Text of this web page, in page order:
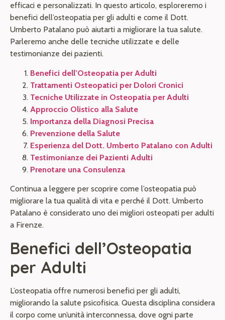
efficaci e personalizzati. In questo articolo, esploreremo i
benefici dell’osteopatia per gli adulti e come il Dott.
Umberto Patalano può aiutarti a migliorare la tua salute.
Parleremo anche delle tecniche utilizzate e delle
testimonianze dei pazienti.
Benefici dell’Osteopatia per Adulti
Trattamenti Osteopatici per Dolori Cronici
Tecniche Utilizzate in Osteopatia per Adulti
Approccio Olistico alla Salute
Importanza della Diagnosi Precisa
Prevenzione della Salute
Esperienza del Dott. Umberto Patalano con Adulti
Testimonianze dei Pazienti Adulti
Prenotare una Consulenza
Continua a leggere per scoprire come l’osteopatia può
migliorare la tua qualità di vita e perché il Dott. Umberto
Patalano è considerato uno dei migliori osteopati per adulti
a Firenze.
Benefici dell’Osteopatia
per Adulti
L’osteopatia offre numerosi benefici per gli adulti,
migliorando la salute psicofisica. Questa disciplina considera
il corpo come un’unità interconnessa, dove ogni parte